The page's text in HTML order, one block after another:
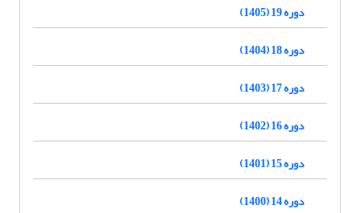
دوره 19 (1405)
دوره 18 (1404)
دوره 17 (1403)
دوره 16 (1402)
دوره 15 (1401)
دوره 14 (1400)